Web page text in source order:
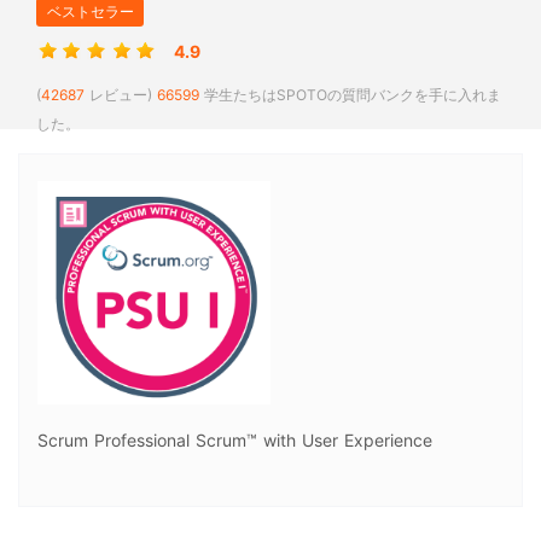
ベストセラー
4.9
(42687 レビュー) 66599 学生たちはSPOTOの質問バンクを手に入れま
した。
Scrum Professional Scrum™ with User Experience